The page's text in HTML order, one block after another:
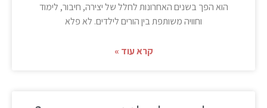
הוא הפך בשנים האחרונות לחלל של יצירה, חיבור, לימוד
וחוויה משותפת בין הורים לילדים. לא פלא
קרא עוד »